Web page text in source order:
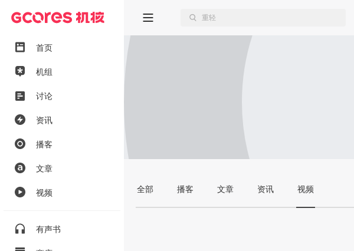
首页
机组
讨论
资讯
播客
文章
视频
有声书
全部 播客 文章 资讯 视频